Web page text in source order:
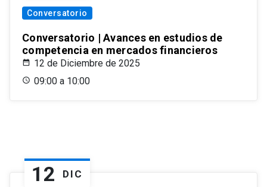
Conversatorio
Conversatorio | Avances en estudios de
competencia en mercados financieros
12 de Diciembre de 2025
09:00 a 10:00
12 DIC